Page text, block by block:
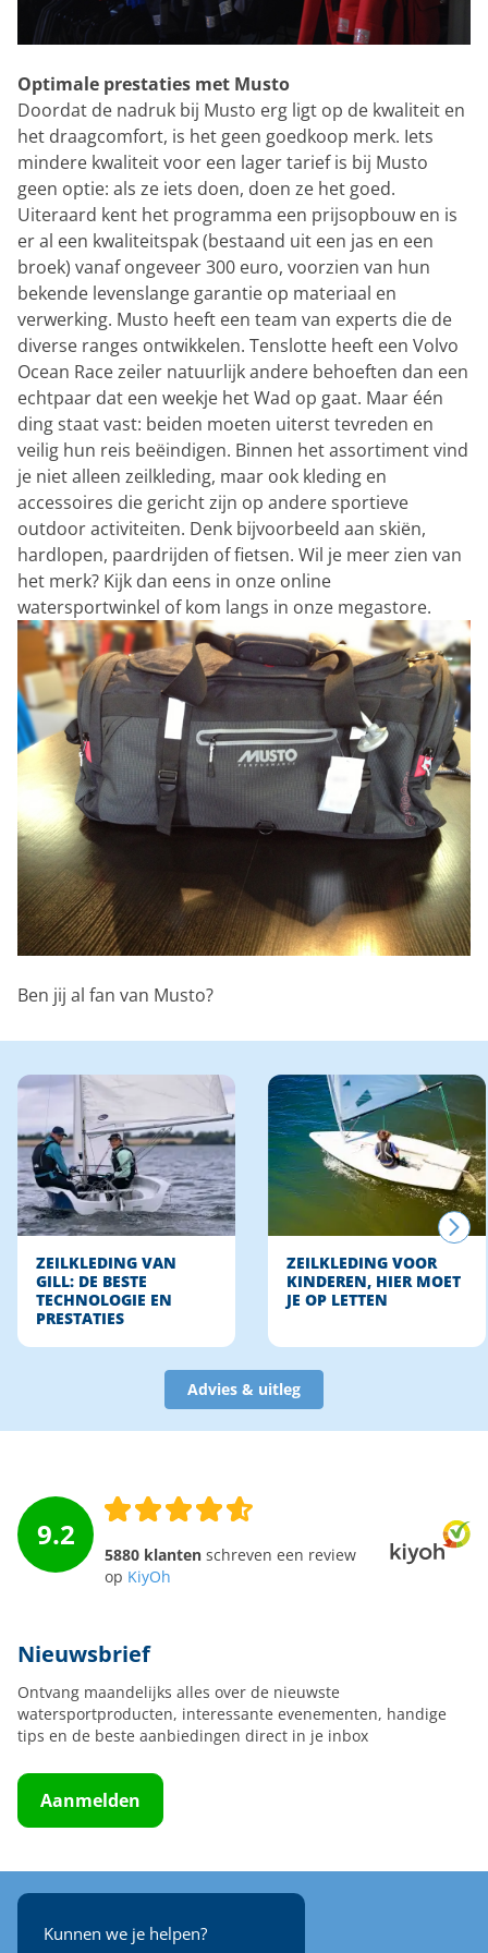
Optimale prestaties met Musto
Doordat de nadruk bij Musto erg ligt op de kwaliteit en
het draagcomfort, is het geen goedkoop merk. Iets
mindere kwaliteit voor een lager tarief is bij Musto
geen optie: als ze iets doen, doen ze het goed.
Uiteraard kent het programma een prijsopbouw en is
er al een kwaliteitspak (bestaand uit een jas en een
broek) vanaf ongeveer 300 euro, voorzien van hun
bekende levenslange garantie op materiaal en
verwerking. Musto heeft een team van experts die de
diverse ranges ontwikkelen. Tenslotte heeft een Volvo
Ocean Race zeiler natuurlijk andere behoeften dan een
echtpaar dat een weekje het Wad op gaat. Maar één
ding staat vast: beiden moeten uiterst tevreden en
veilig hun reis beëindigen. Binnen het assortiment vind
je niet alleen zeilkleding, maar ook kleding en
accessoires die gericht zijn op andere sportieve
outdoor activiteiten. Denk bijvoorbeeld aan skiën,
hardlopen, paardrijden of fietsen. Wil je meer zien van
het merk? Kijk dan eens in onze online
watersportwinkel of kom langs in onze megastore.
Ben jij al fan van Musto?
ZEILKLEDING VAN
GILL: DE BESTE
TECHNOLOGIE EN
PRESTATIES
ZEILKLEDING VOOR
KINDEREN, HIER MOET
JE OP LETTEN
Advies & uitleg
9.2
5880 klanten schreven een review
op KiyOh
Nieuwsbrief
Ontvang maandelijks alles over de nieuwste
watersportproducten, interessante evenementen, handige
tips en de beste aanbiedingen direct in je inbox
Aanmelden
Kunnen we je helpen?